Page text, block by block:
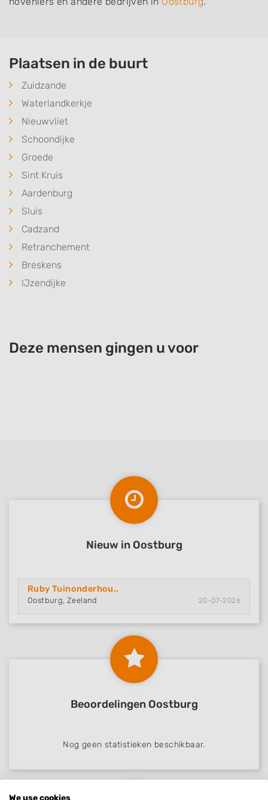
Plaatsen in de buurt
Zuidzande
Waterlandkerkje
Nieuwvliet
Schoondijke
Groede
Sint Kruis
Aardenburg
Sluis
Cadzand
Retranchement
Breskens
IJzendijke
Deze mensen gingen u voor
Nieuw in Oostburg
Ruby Tuinonderhou..
Oostburg, Zeeland 20-07-2026
Beoordelingen Oostburg
Nog geen statistieken beschikbaar.
We use cookies